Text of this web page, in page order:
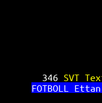
346 SVT
FO